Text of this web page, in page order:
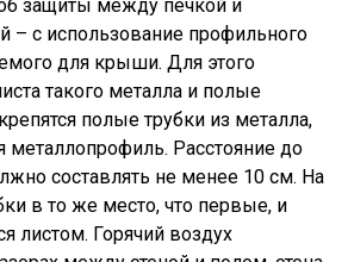
защиты между печкой и
– с использование профильного
для крыши. Для этого
такого металла и полые
полые трубки из металла,
металлопрофиль. Расстояние до
составлять не менее 10 см. На
в то же место, что первые, и
листом. Горячий воздух